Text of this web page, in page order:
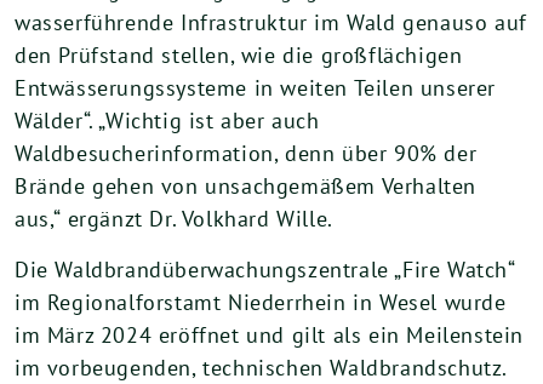
wasserführende Infrastruktur im Wald genauso auf
den Prüfstand stellen, wie die großflächigen
Entwässerungssysteme in weiten Teilen unserer
Wälder“. „Wichtig ist aber auch
Waldbesucherinformation, denn über 90% der
Brände gehen von unsachgemäßem Verhalten
aus,“ ergänzt Dr. Volkhard Wille.
Die Waldbrandüberwachungszentrale „Fire Watch“
im Regionalforstamt Niederrhein in Wesel wurde
im März 2024 eröffnet und gilt als ein Meilenstein
im vorbeugenden, technischen Waldbrandschutz.